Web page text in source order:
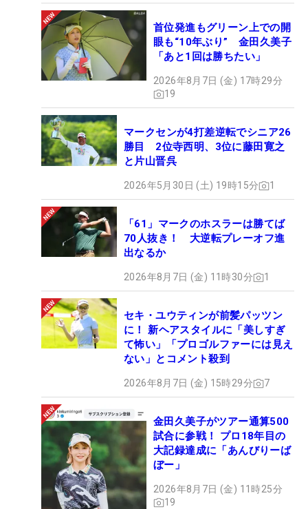
首位発進もグリーン上での開
眼も“10年ぶり” 金田久美子
「あと1回は勝ちたい」
2026年8月7日 (金) 17時29分
19
マークセンが4打差逆転でシニア26
勝目 2位寺西明、3位に藤田寛之
と片山晋呉
2026年5月30日 (土) 19時15分 1
「61」マークのホスラーは勝てば
70人抜き！ 大逆転プレーオフ進
出なるか
2026年8月7日 (金) 11時30分 1
セキ・ユウティンが前髪パッツン
に！ 新ヘアスタイルに「美しすぎ
て怖い」「プロゴルファーには見え
ない」とコメント殺到
2026年8月7日 (金) 15時29分 7
金田久美子がツアー通算500
試合に参戦！ プロ18年目の
大記録達成に「あんびりーば
ぼー」
2026年8月7日 (金) 11時25分
19